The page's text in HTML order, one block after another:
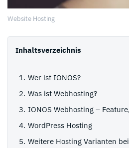
Website Hosting
Inhaltsverzeichnis
Wer ist IONOS?
Was ist Webhosting?
IONOS Webhosting –
WordPress Hosting
Weitere Hosting Varianten